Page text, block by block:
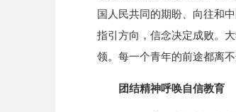
国人民共同的期盼、向往和
指引方向，信念决定成败。
领。每一个青年的前途都离
团结精神呼唤自信教育